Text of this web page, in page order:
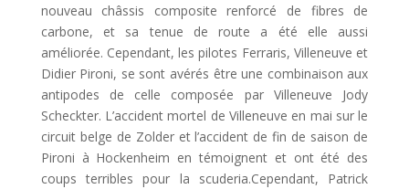
nouveau châssis composite renforcé de fibres de
carbone, et sa tenue de route a été elle aussi
améliorée. Cependant, les pilotes Ferraris, Villeneuve et
Didier Pironi, se sont avérés être une combinaison aux
antipodes de celle composée par Villeneuve Jody
Scheckter. L’accident mortel de Villeneuve en mai sur le
circuit belge de Zolder et l’accident de fin de saison de
Pironi à Hockenheim en témoignent et ont été des
coups terribles pour la scuderia.Cependant, Patrick